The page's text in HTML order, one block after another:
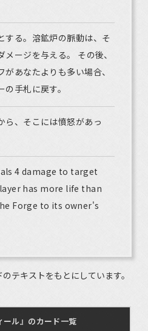
する。溶鉱炉の脈動は、そ
ージを与える。 その後、
あなたよりも多い場合、
手札に戻す。
ら、そこには憤怒があっ
4 damage to target
has more life than
Forge to its owner's
テキストをもとにしています。
ール』のカード一覧